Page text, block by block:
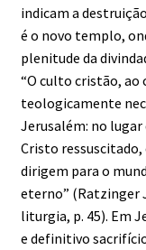
indicam a
é o novo templo,
plenitude da
“O culto cristão,
teologicamente
Jerusalém: no
Cristo ressuscitado,
dirigem para o
eterno” (Ratzinger
liturgia, p. 45). Em
e definitivo